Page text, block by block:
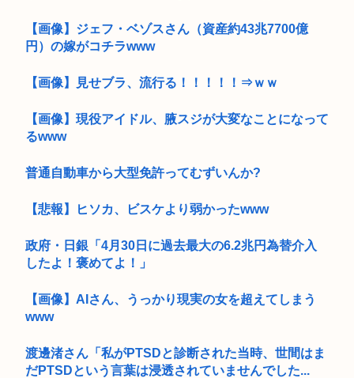
【画像】ジェフ・ベゾスさん（資産約43兆7700億
円）の嫁がコチラwww
【画像】見せブラ、流行る！！！！！⇒ｗｗ
【画像】現役アイドル、腋スジが大変なことになって
るwww
普通自動車から大型免許ってむずいんか?
【悲報】ヒソカ、ビスケより弱かったwww
政府・日銀「4月30日に過去最大の6.2兆円為替介入
したよ！褒めてよ！」
【画像】AIさん、うっかり現実の女を超えてしまう
www
渡邊渚さん「私がPTSDと診断された当時、世間はま
だPTSDという言葉は浸透されていませんでした...